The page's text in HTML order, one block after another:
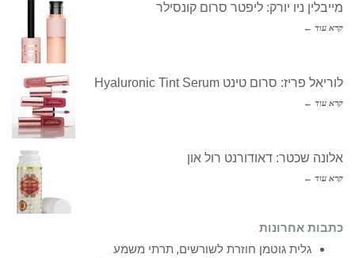
מייבלין ניו יורק: ליפטר סרום קונסילר
קרא עוד ←
לוריאל פריז: סרום טינט Hyaluronic Tint Serum
קרא עוד ←
אלונה שכטר: דאודורנט רול און
קרא עוד ←
כתבות אחרונות
גלית גוטמן חוזרת לשורשים, תרתי משמע